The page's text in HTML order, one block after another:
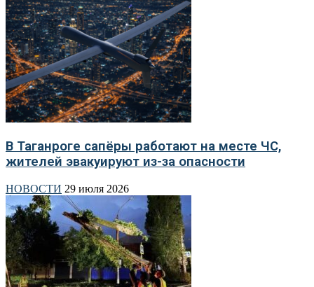
В Таганроге сапёры работают на месте ЧС,
жителей эвакуируют из-за опасности
НОВОСТИ 29 июля 2026